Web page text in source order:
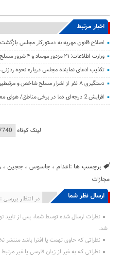
اخبار مرتبط
اصلاح قانون مهریه به دستورکار مجلس بازگشت
وزارت اطلاعات: ۲۱ مزدور موساد و ۴ شرور مسلح در کرمان بازداشت شدند
تکذیب ادعای نماینده مجلس درباره نحوه
دستگیری ۸ نفر از اشرار مسلح شاخص و مرتبطین گروهک‌های تروریستی
افزایش 2 درجه‌ای دما در برخی مناطق/ هوای معتدل در نوار شمالی ایران
لینک کوتاه
برچسب ها :اعدام ،جاسوس ،ججین ،
مجازات
ارسال نظر شما در انتظار بررسی : 0 انتشار یافته : 0
نظرات ارسال شده توسط شما، پس از تایید
شد.
نظراتی که حاوی تهمت یا افترا باشد منتشر
نظراتی که به غیر از زبان فارسی یا غیر